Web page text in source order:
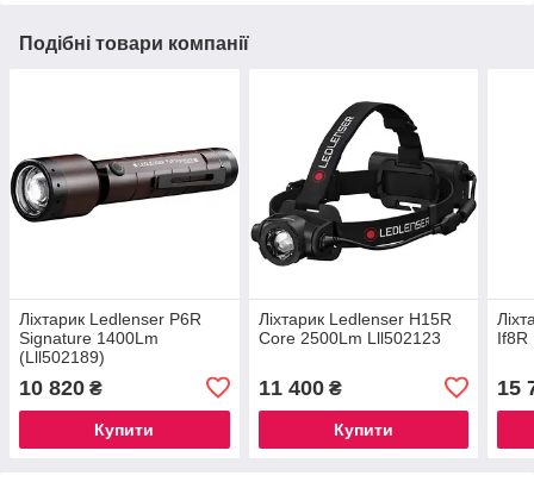
Подібні товари компанії
Ліхтарик Ledlenser P6R
Signature 1400Lm
(Lll502189)
10 820 ₴
Купити
Ліхтарик Ledlenser H15R
Core 2500Lm Lll502123
11 400₴
Купити
If8R
15